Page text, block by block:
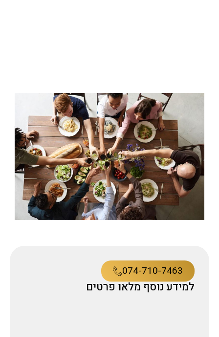
074-710-7463
למידע נוסף מלאו פרטים